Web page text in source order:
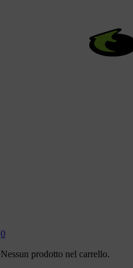
0
Nessun prodotto nel carrello.